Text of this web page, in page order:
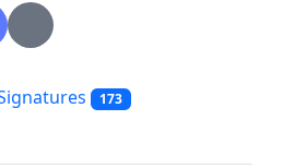
173